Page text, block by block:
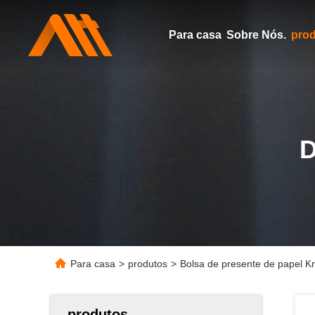
Para casa Sobre Nós.
Para casa > produtos > Bolsa de presente de papel